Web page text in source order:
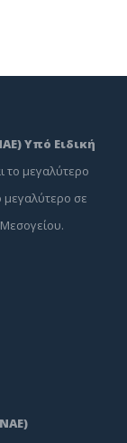
Υπό Ειδική
το μεγαλύτερο
μεγαλύτερο σε